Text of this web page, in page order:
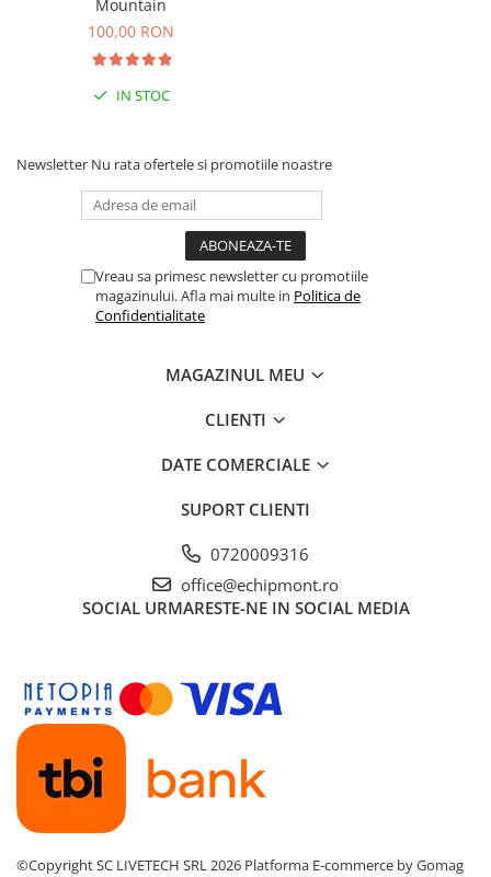
Mountain
100,00 RON
IN STOC
Newsletter Nu rata ofertele si promotiile noastre
Vreau sa primesc newsletter cu promotiile
magazinului. Afla mai multe in Politica de
Confidentialitate
MAGAZINUL MEU
CLIENTI
DATE COMERCIALE
SUPORT CLIENTI
0720009316
office@echipmont.ro
SOCIAL URMARESTE-NE IN SOCIAL MEDIA
©Copyright SC LIVETECH SRL 2026 Platforma E-commerce by Gomag